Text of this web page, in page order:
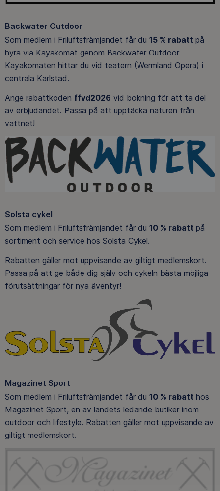
Backwater Outdoor
Som medlem i Friluftsfrämjandet får du 15 % rabatt på
hyra via Kayakomat genom Backwater Outdoor.
Kayakomaten hittar du vid teatern (Wermland Opera) i
centrala Karlstad.
Ange rabattkoden ffvd2026 vid bokning för att ta del
av erbjudandet. Passa på att upptäcka naturen från
vattnet!
Solsta cykel
Som medlem i Friluftsfrämjandet får du 10 % rabatt på
sortiment och service hos Solsta Cykel.
Rabatten gäller mot uppvisande av giltigt medlemskort.
Passa på att ge både dig själv och cykeln bästa möjliga
förutsättningar för nya äventyr!
Magazinet Sport
Som medlem i Friluftsfrämjandet får du 10 % rabatt hos
Magazinet Sport, en av landets ledande butiker inom
outdoor och lifestyle. Rabatten gäller mot uppvisande av
giltigt medlemskort.